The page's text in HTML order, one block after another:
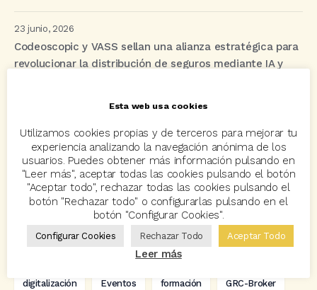
23 junio, 2026
Codeoscopic y VASS sellan una alianza estratégica para
revolucionar la distribución de seguros mediante IA y
Etiquetas
acuerdo Acuerdos Allianz asisa autos
Avant2 Avant2 Sales Manager ayudas Bcover
Carlos Rovira Codeoscopic Codeoscopic Academy
Coverize
digitalización Eventos formación GRC-Broker
Esta web usa cookies
Utilizamos cookies propias y de terceros para mejorar tu
experiencia analizando la navegación anónima de los
usuarios. Puedes obtener más información pulsando en
"Leer más", aceptar todas las cookies pulsando el botón
"Aceptar todo", rechazar todas las cookies pulsando el
botón "Rechazar todo" o configurarlas pulsando en el
botón "Configurar Cookies".
Configurar Cookies Rechazar Todo Aceptar Todo
Leer más